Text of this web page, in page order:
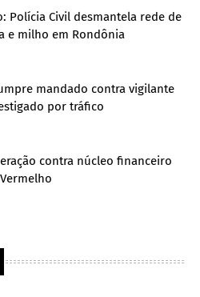
Polícia Civil desmantela rede de
e milho em Rondônia
mandado contra vigilante
por tráfico
contra núcleo financeiro